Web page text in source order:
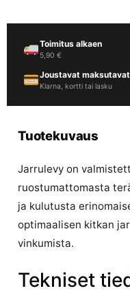
Toimitus alkaen
5,90 €
Joustavat maksutavat
Klarna, kortti tai lasku
Tuotekuvaus
Jarrulevy on
ruostumattomasta
ja kulutusta
optimaalisen kitkan
vinkumista.
Tekniset